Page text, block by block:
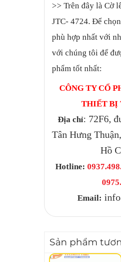
>> Trên đây là Cờ
JTC- 4724. Để
phù hợp nhất với
với chúng tôi để
phẩm tốt nhất:
CÔNG TY CỔ
THIẾT BỊ
Địa chỉ: 72F6,
Tân Hưng
Hồ
Hotline:
Email:
Sản phẩm